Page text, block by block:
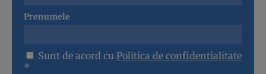
Prenumele
Sunt de acord cu Politica de confidentialitate
*